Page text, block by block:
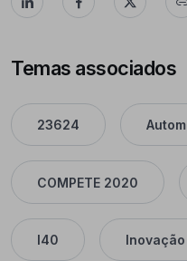
Temas associados
23624
COMPETE 2020
I40 Inovação